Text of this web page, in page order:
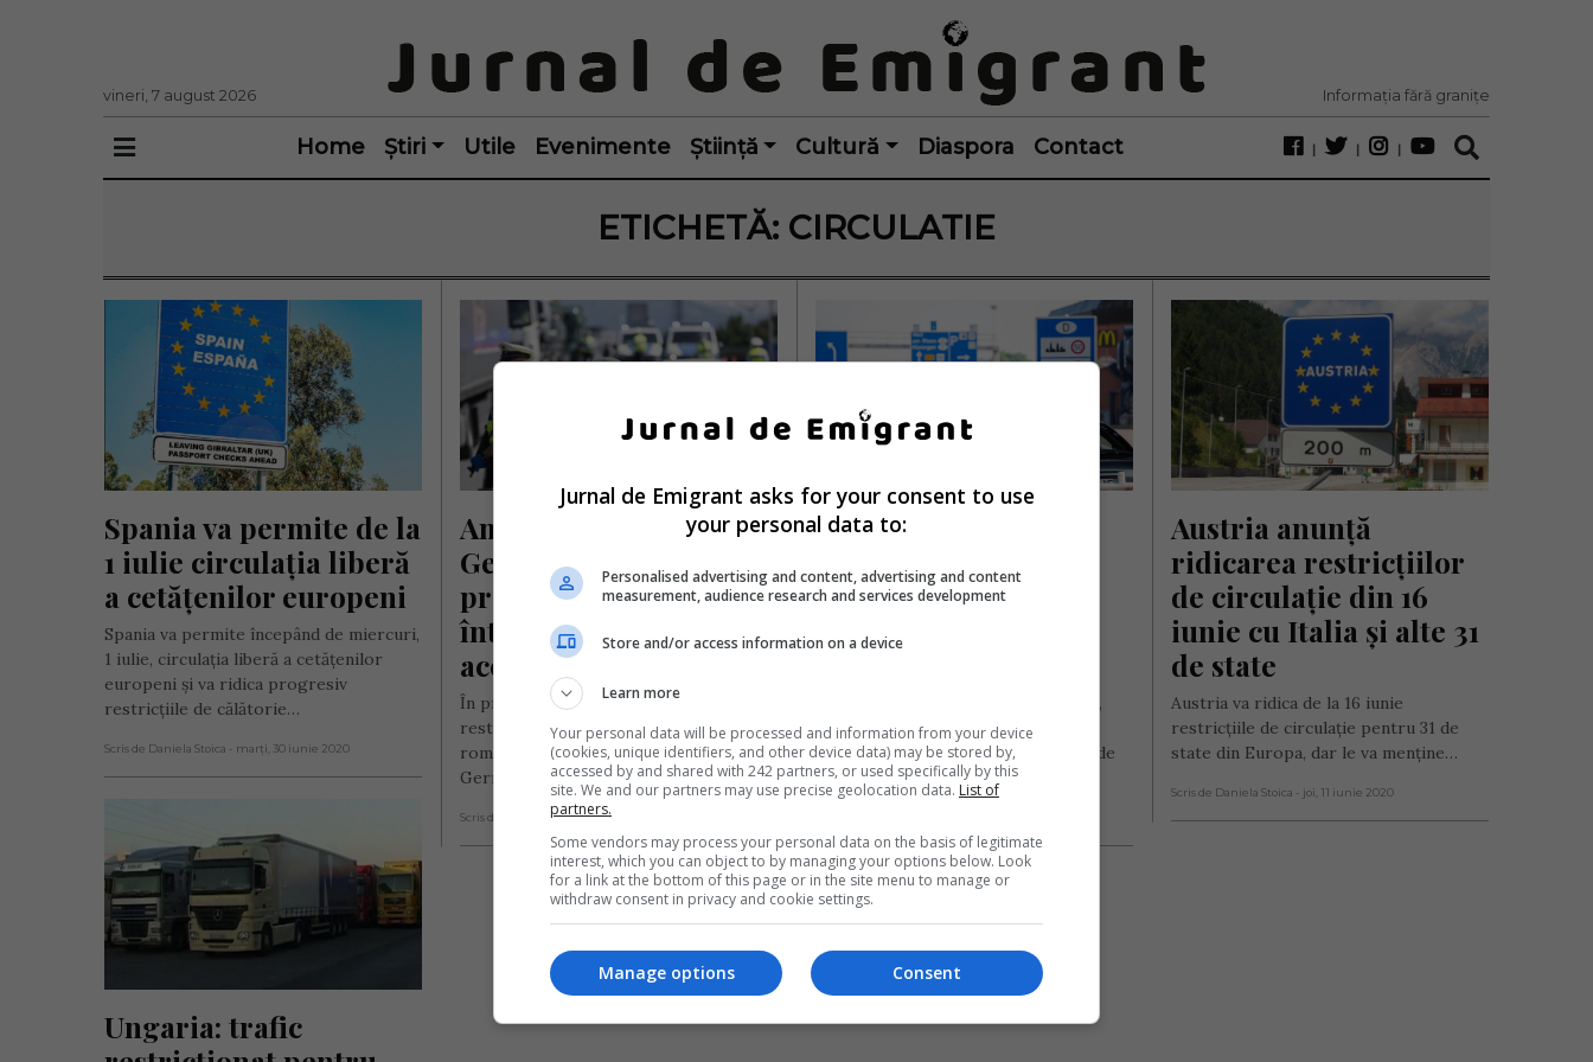
vineri, 7 august 2026 Informația fără granițe
Home Știri Utile Evenimente Știință Cultură Diaspora Contact
ETICHETĂ: CIRCULATIE
Spania va permite de la
1 iulie circulația liberă
a cetățenilor europeni
Spania va permite începând de miercuri,
1 iulie, circulaţia liberă a cetăţenilor
europeni şi va ridica progresiv
restricţiile de călătorie…
Scris de Daniela Stoica - marți, 30 iunie 2020
Ambasada României în
Germania: precizări
privind călătoriile
între România și
această țară
În prezent, având în vedere eliminarea
restricțiilor aplicabile cetățenilor
români care călătoresc între România și
Germania, se poate vorbi despre…
Scris de Daniela Stoica- miercuri, 17 iunie 2020
Germania suspendă
din 16 iunie toate
controalele la
frontieră pentru
Germania va ridica de marți, 16 iunie,
controalele la frontierele cu țările
vecine, punând capăt celor trei luni de
restricții…
Austria anunță
ridicarea restricțiilor
de circulație din 16
iunie cu Italia și alte 31
de state
Austria va ridica de la 16 iunie
restricţiile de circulaţie pentru 31 de
state din Europa, dar le va menţine…
Scris de Daniela Stoica - joi, 11 iunie 2020
Ungaria: trafic
Jurnal de Emigrant asks for your consent to use
your personal data to:
Personalised advertising and content, advertising and content
measurement, audience research and services development
Store and/or access information on a device
Learn more
Your personal data will be processed and information from your device
(cookies, unique identifiers, and other device data) may be stored by,
accessed by and shared with 242 partners, or used specifically by this
site. We and our partners may use precise geolocation data. List of
partners.
Some vendors may process your personal data on the basis of legitimate
interest, which you can object to by managing your options below. Look
for a link at the bottom of this page or in the site menu to manage or
withdraw consent in privacy and cookie settings.
Consent
Manage options